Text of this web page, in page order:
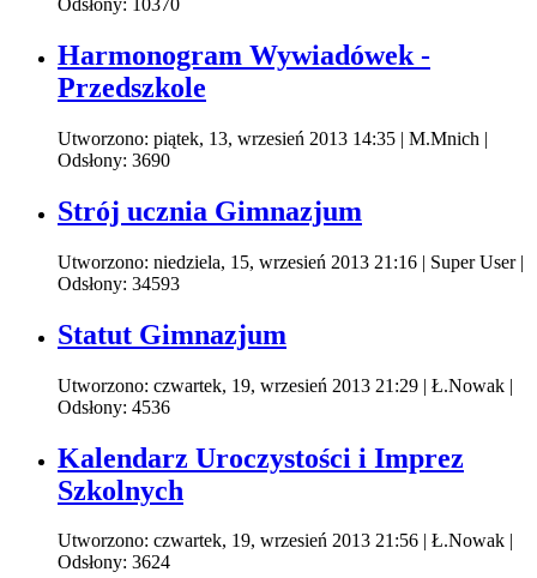
Odsłony: 10370
Harmonogram Wywiadówek -
Przedszkole
Utworzono: piątek, 13, wrzesień 2013 14:35 | M.Mnich |
Odsłony: 3690
Strój ucznia Gimnazjum
Utworzono: niedziela, 15, wrzesień 2013 21:16 | Super User|
Odsłony: 34593
Statut Gimnazjum
Utworzono: czwartek, 19, wrzesień 2013 21:29 | Ł.Nowak |
Odsłony: 4536
Kalendarz Uroczystości i Imprez
Szkolnych
Utworzono: czwartek, 19, wrzesień 2013 21:56 | Ł.Nowak |
Odsłony: 3624